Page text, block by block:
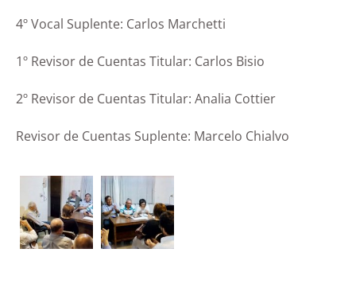
4º Vocal Suplente: Carlos Marchetti
1º Revisor de Cuentas Titular: Carlos Bisio
2º Revisor de Cuentas Titular: Analia Cottier
Revisor de Cuentas Suplente: Marcelo Chialvo